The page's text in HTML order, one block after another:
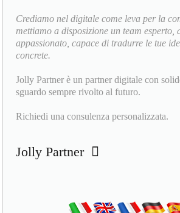
Crediamo nel digitale come leva per la
mettiamo a disposizione un team esperto,
appassionato, capace di tradurre le tue
concrete.
Jolly Partner è un partner digitale con
sguardo sempre rivolto al futuro.
Richiedi una consulenza personalizzata.
Jolly Partner